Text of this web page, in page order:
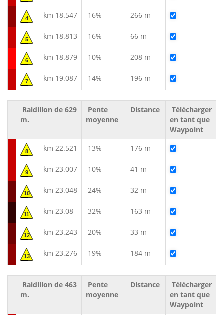
4 km 18.547 16% 266 m
5 km 18.813 16% 66 m
6 km 18.879 10% 208 m
7 km 19.087 14% 196 m
Raidillon de 629
m.
Pente
moyenne
Distance
Télécharger
en tant que
Waypoint
8 km 22.521 13% 176 m
9 km 23.007 10% 41 m
10 km 23.048 24% 32 m
11 km 23.08 32% 163 m
12 km 23.243 20% 33 m
13 km 23.276 19% 184 m
Raidillon de 463
m.
Pente
moyenne
Distance
Télécharger
en tant que
Waypoint